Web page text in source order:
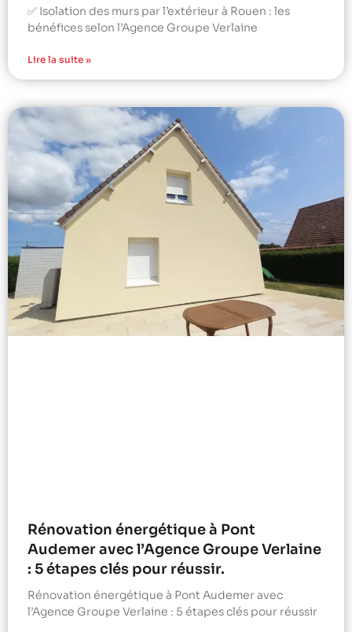
✅ Isolation des murs par l’extérieur à Rouen : les
bénéfices selon l’Agence Groupe Verlaine
Lire la suite »
Rénovation énergétique à Pont
Audemer avec l’Agence Groupe Verlaine
: 5 étapes clés pour réussir.
Rénovation énergétique à Pont Audemer avec
l’Agence Groupe Verlaine : 5 étapes clés pour réussir